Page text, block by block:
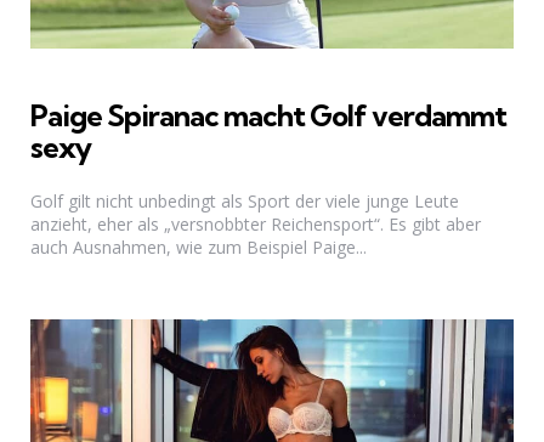
Paige Spiranac macht Golf verdammt
sexy
Golf gilt nicht unbedingt als Sport der viele junge Leute
anzieht, eher als „versnobbter Reichensport“. Es gibt aber
auch Ausnahmen, wie zum Beispiel Paige...